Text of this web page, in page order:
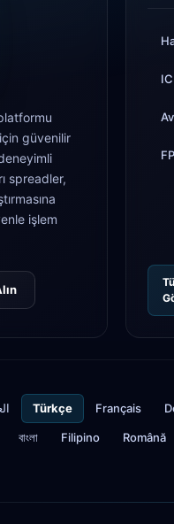
güvenilir
spreadler,
işlem
Türkçe Français
বাংলা Filipino Română